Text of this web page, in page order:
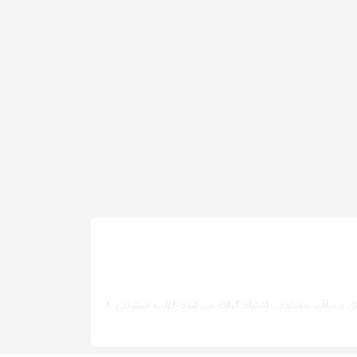
و سافیر مصنوعی اشتباه گرفته می‌شود. اغلب سیترینی را
سنگ توپاز گاهی آن را توپاز گرانبها می‌خوانند. یکی از